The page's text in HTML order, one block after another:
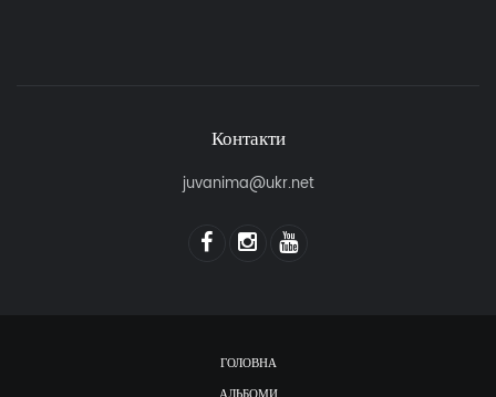
Контакти
juvanima@ukr.net
ГОЛОВНА